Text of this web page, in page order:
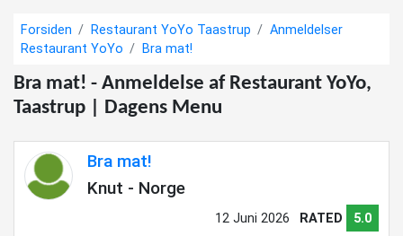
Forsiden Restaurant YoYo Taastrup
Anmeldelser
Restaurant YoYo
Bra mat!
Bra mat! - Anmeldelse af Restaurant YoYo,
Taastrup | Dagens Menu
Bra mat!
Knut - Norge
12 Juni 2026 RATED 5.0